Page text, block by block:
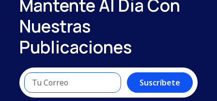
Mantente Al Día Con
Nuestras
Publicaciones
Suscríbete